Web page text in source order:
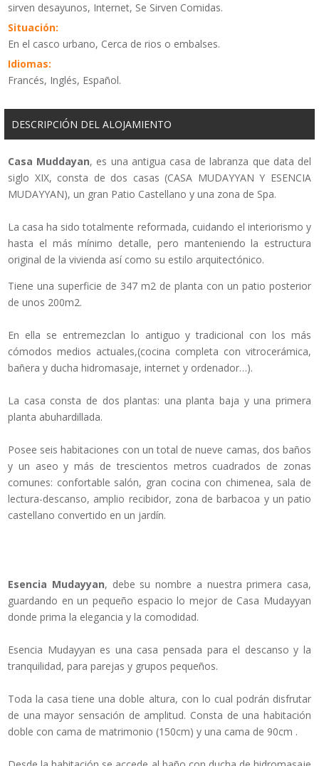
sirven desayunos, Internet, Se Sirven Comidas.
Situación:
En el casco urbano, Cerca de rios o embalses.
Idiomas:
Francés, Inglés, Español.
DESCRIPCIÓN DEL ALOJAMIENTO
Casa Muddayan, es una antigua casa de labranza que data del
siglo XIX, consta de dos casas (CASA MUDAYYAN Y ESENCIA
MUDAYYAN), un gran Patio Castellano y una zona de Spa.
La casa ha sido totalmente reformada, cuidando el interiorismo y
hasta el más mínimo detalle, pero manteniendo la estructura
original de la vivienda así como su estilo arquitectónico.
Tiene una superficie de 347 m2 de planta con un patio posterior
de unos 200m2.
En ella se entremezclan lo antiguo y tradicional con los más
cómodos medios actuales,(cocina completa con vitrocerámica,
bañera y ducha hidromasaje, internet y ordenador…).
La casa consta de dos plantas: una planta baja y una primera
planta abuhardillada.
Posee seis habitaciones con un total de nueve camas, dos baños
y un aseo y más de trescientos metros cuadrados de zonas
comunes: confortable salón, gran cocina con chimenea, sala de
lectura-descanso, amplio recibidor, zona de barbacoa y un patio
castellano convertido en un jardín.
Esencia Mudayyan, debe su nombre a nuestra primera casa,
guardando en un pequeño espacio lo mejor de Casa Mudayyan
donde prima la elegancia y la comodidad.
Esencia Mudayyan es una casa pensada para el descanso y la
tranquilidad, para parejas y grupos pequeños.
Toda la casa tiene una doble altura, con lo cual podrán disfrutar
de una mayor sensación de amplitud. Consta de una habitación
doble con cama de matrimonio (150cm) y una cama de 90cm .